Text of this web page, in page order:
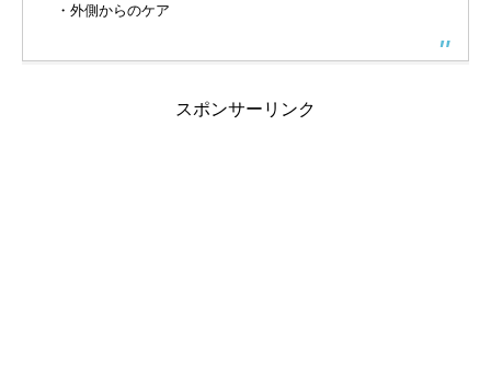
・外側からのケア
スポンサーリンク